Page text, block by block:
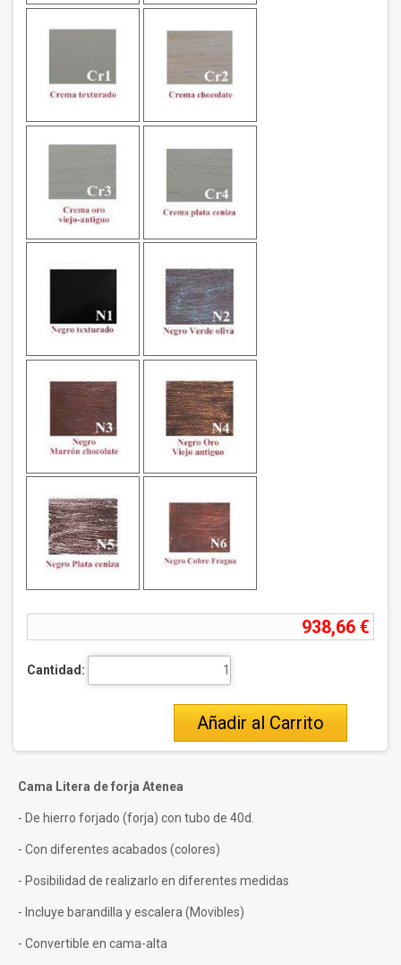
938,66 €
Cantidad:
Añadir al Carrito
Cama Litera de forja Atenea
- De hierro forjado (forja) con tubo de 40d.
- Con diferentes acabados (colores)
- Posibilidad de realizarlo en diferentes medidas
- Incluye barandilla y escalera (Movibles)
- Convertible en cama-alta